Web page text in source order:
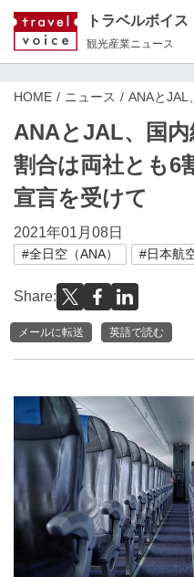
トラベルボイス
観光産業ニュース
HOME ニュース ANAとJAL
ANAとJAL、国
割合は両社とも6
宣言を受けて
2021年01月08日
#全日空（ANA） #日本航
Share:
メールに転送 英語で読む